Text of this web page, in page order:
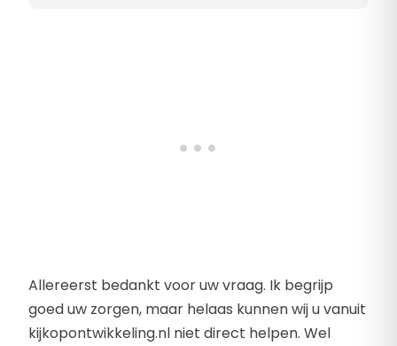
Allereerst bedankt voor uw vraag. Ik begrijp
goed uw zorgen, maar helaas kunnen wij u vanuit
kijkopontwikkeling.nl niet direct helpen. Wel